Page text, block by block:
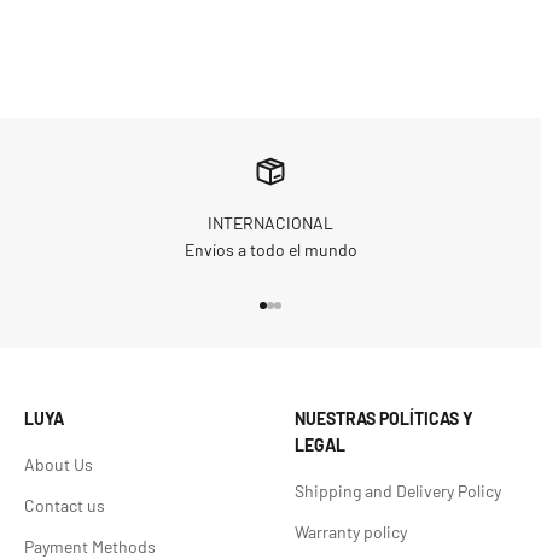
INTERNACIONAL
Envíos a todo el mundo
LUYA
About Us
Contact us
Payment Methods
NUESTRAS POLÍTICAS Y
LEGAL
Shipping and Delivery Policy
Warranty policy